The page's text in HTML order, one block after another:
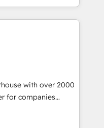
unite more than
Europe – ready to
to support your
around one
the full value of your
implement a
a partner who
with over 2000
for companies
in the fields of
strategy and